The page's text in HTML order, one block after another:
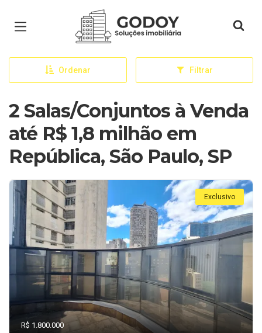
Página inicial
Ordenar Filtrar
2 Salas/Conjuntos à Venda
até R$ 1,8 milhão em
República, São Paulo, SP
Exclusivo
R$ 1.800.000